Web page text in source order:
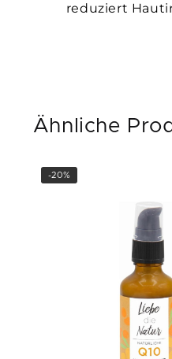
reduziert
Ähnliche
-20%